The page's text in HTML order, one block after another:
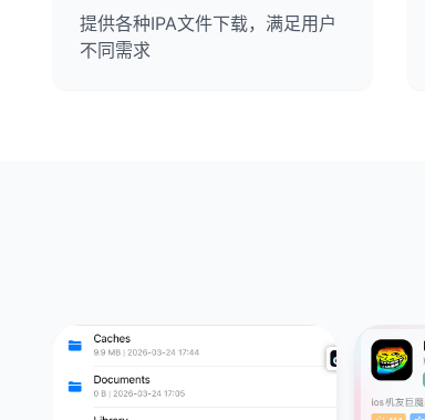
提供各种IPA文件下载，满足用户
不同需求